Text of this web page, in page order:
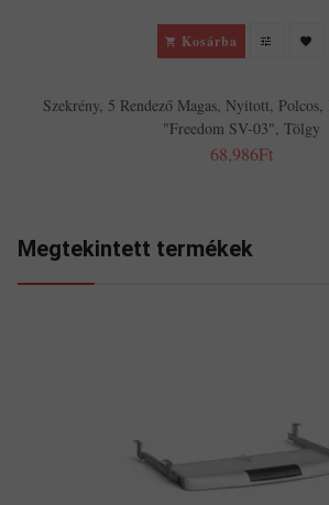
Kosárba
Szekrény, 5 Rendező Magas, Nyitott,
"Freedom SV-03", Tölgy
68,986Ft
Megtekintett termékek